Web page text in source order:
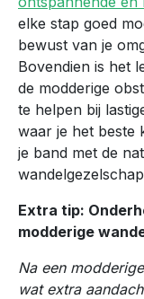
elke stap goed
bewust van je
Bovendien is het
de modderige
te helpen bij
waar je het beste
je band met de
Extra tip:
modderige
Na een
wat extra